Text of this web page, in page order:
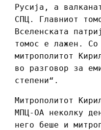
Русија, а
СПЦ. Главниот
Вселенската
томос е лажен. Со
митрополитот
во разговор за
степени“.
Митрополитот
МПЦ-ОА неколку
него беше и